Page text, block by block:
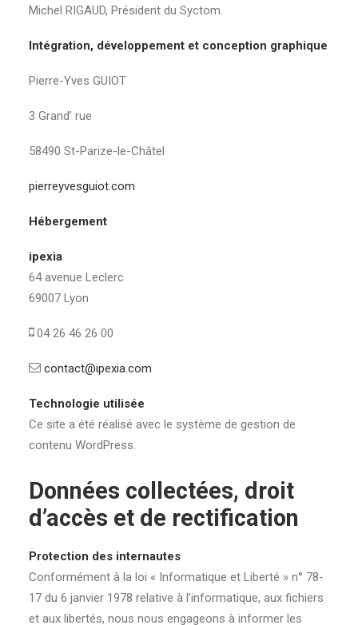
Michel RIGAUD, Président du Syctom.
Intégration, développement et conception graphique
Pierre-Yves GUIOT
3 Grand’ rue
58490 St-Parize-le-Châtel
pierreyvesguiot.com
Hébergement
ipexia
64 avenue Leclerc
69007 Lyon
04 26 46 26 00
contact@ipexia.com
Technologie utilisée
Ce site a été réalisé avec le système de gestion de
contenu WordPress.
Données collectées, droit
d’accès et de rectification
Protection des internautes
Conformément à la loi « Informatique et Liberté » n° 78-
17 du 6 janvier 1978 relative à l’informatique, aux fichiers
et aux libertés, nous nous engageons à informer les